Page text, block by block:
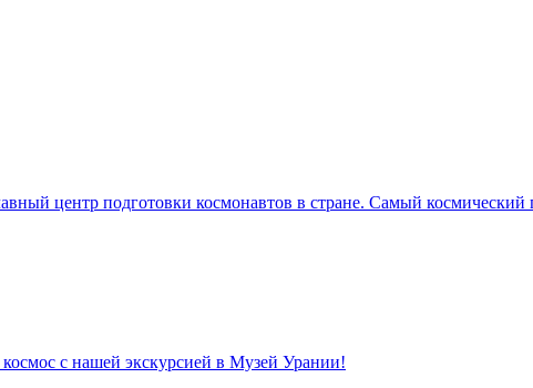
центр подготовки космонавтов в стране. Самый космический
космос с нашей экскурсией в Музей Урании!